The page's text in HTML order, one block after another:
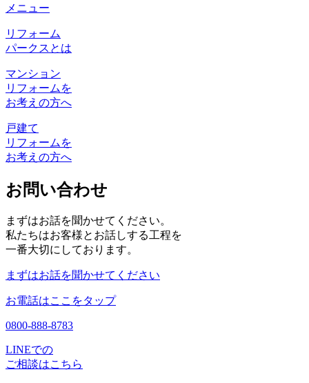
メニュー
リフォーム
パークスとは
マンション
リフォームを
お考えの方へ
戸建て
リフォームを
お考えの方へ
お問い合わせ
まずはお話を聞かせてください。
私たちはお客様とお話しする工程を
一番大切にしております。
まずはお話を聞かせてください
お電話はここをタップ
0800-888-8783
LINEでの
ご相談はこちら